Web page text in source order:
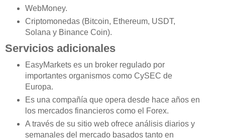
WebMoney.
Criptomonedas (Bitcoin, Ethereum, USDT,
Solana y Binance Coin).
Servicios adicionales
EasyMarkets es un broker regulado por
importantes organismos como CySEC de
Europa.
Es una compañía que opera desde hace años en
los mercados financieros como el Forex.
A través de su sitio web ofrece análisis diarios y
semanales del mercado basados tanto en